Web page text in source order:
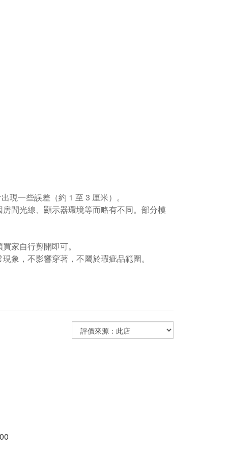
現一些誤差（約 1 至 3 厘米）。
間光線、顯示器環境等而略有不同。部分模
家自行剪開即可。
象，不影響穿著，不屬於瑕疵品範圍。